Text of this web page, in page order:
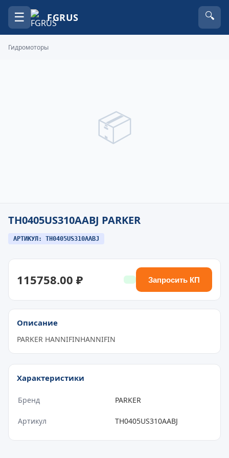
☰ FGRUS 🔍
Гидромоторы
📦
TH0405US310AABJ PARKER
АРТИКУЛ: TH0405US310AABJ
115758.00 ₽ Запросить КП
Описание
PARKER HANNIFINHANNIFIN
Характеристики
Бренд PARKER
Артикул TH0405US310AABJ